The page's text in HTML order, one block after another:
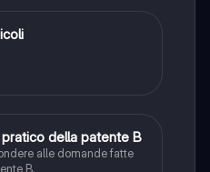
della patente B
alle domande fatte
B.